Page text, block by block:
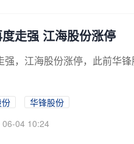
走强 江海股份涨停
强，江海股份涨停，此前华
华锋股份
06-04 10:24